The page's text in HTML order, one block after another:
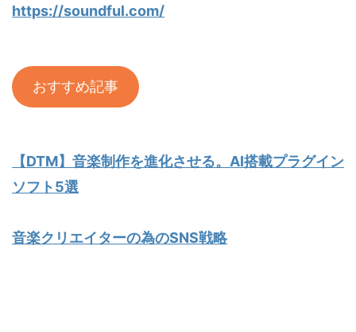
https://soundful.com/
おすすめ記事
【DTM】音楽制作を進化させる。AI搭載プラグイン
ソフト5選
音楽クリエイターの為のSNS戦略